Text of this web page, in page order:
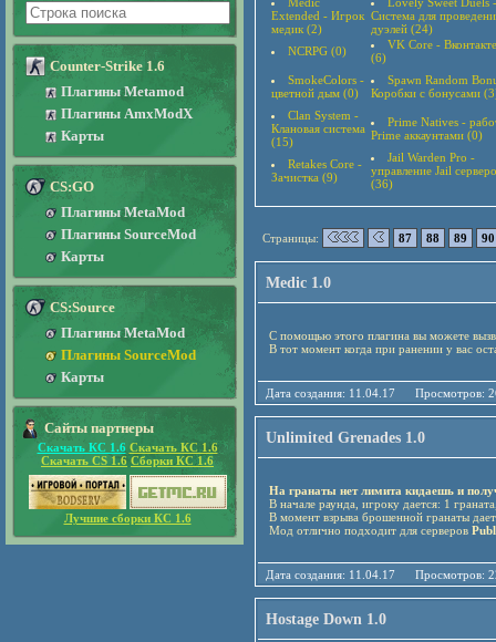
Extended - Игрок
медик (2)
Система для
дуэлей (24)
NCRPG (0)
VK Core - Вконтакте
(6)
SmokeColors -
цветной дым (0)
Spawn Random
Коробки с бонусами
Clan System -
Клановая система
(15)
Prime Natives -
Prime аккаунтами (0)
Retakes Core -
Зачистка (9)
Jail Warden Pro -
управление Jail
(36)
Страницы: 87 88 89 90
Medic 1.0
С помощью этого плагина вы можете
В тот момент когда при ранении у вас
Дата создания: 11.04.17
Unlimited Grenades 1.0
На гранаты нет лимита кидаешь и
В начале раунда, игроку дается: 1
В момент взрыва брошенной гранаты
Мод отлично подходит для серверов
Дата создания: 11.04.17
Hostage Down 1.0
Counter-Strike 1.6
Плагины Metamod
Плагины AmxModX
Карты
CS:GO
Плагины MetaMod
Плагины SourceMod
Карты
CS:Source
Плагины MetaMod
Плагины SourceMod
Карты
Сайты партнеры
Скачать КС 1.6 Скачать КС 1.6
Скачать CS 1.6 Сборки КС 1.6
Лучшие сборки КС 1.6